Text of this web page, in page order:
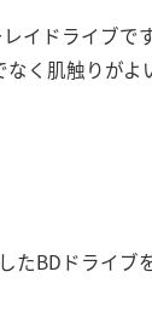
イドライブで
く肌触りがよ
BDドライブ